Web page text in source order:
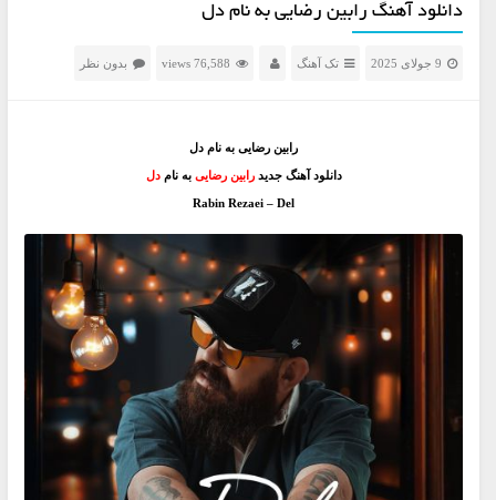
دانلود آهنگ رابین رضایی به نام دل
9 جولای 2025 تک آهنگ 76,588 views بدون نظر
رابین رضایی به نام دل
دانلود آهنگ جدید رابین رضایی به نامدل
Rabin Rezaei – Del